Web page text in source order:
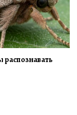
распознавать